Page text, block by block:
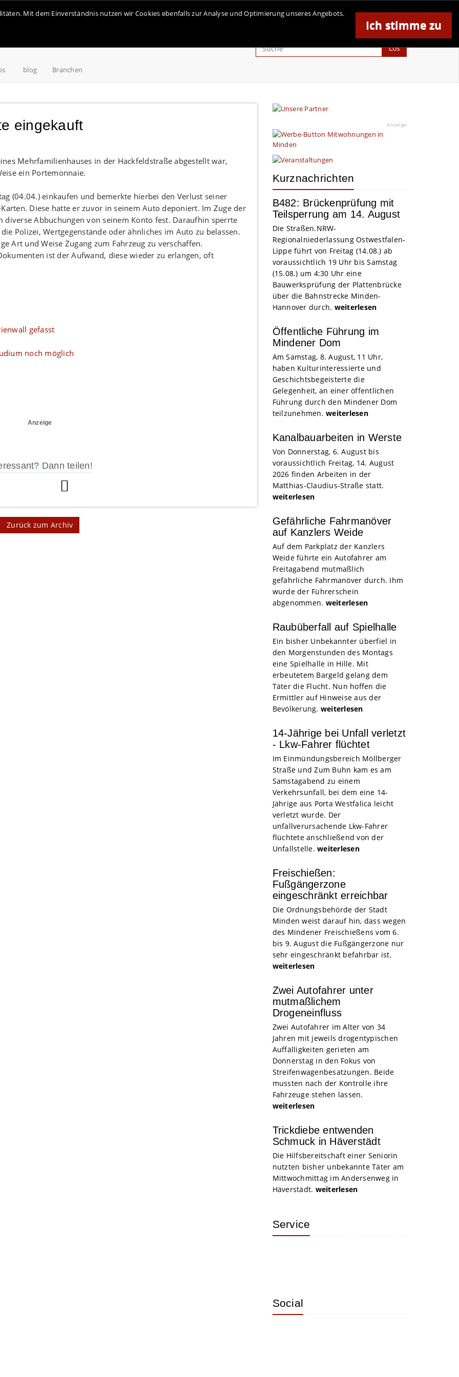
Ich stimme zu
Mit dem Einverständnis nutzen wir Cookies ebenfalls zur Analyse und Optimierung unseres Angebots.
Anzeige
Los
blog Branchen
eingekauft
Mehrfamilienhauses in der Hackfeldstraße abgestellt war,
ein Portemonnaie.
(04.04.) einkaufen und bemerkte hierbei den Verlust seiner
Diese hatte er zuvor in seinem Auto deponiert. Im Zuge der
Abbuchungen von seinem Konto fest. Daraufhin sperrte
Polizei, Wertgegenstände oder ähnliches im Auto zu belassen.
Art und Weise Zugang zum Fahrzeug zu verschaffen.
ist der Aufwand, diese wieder zu erlangen, oft
gefasst
noch möglich
Anzeige
Dann teilen!
Zurück zum Archiv
Anzeige
Kurznachrichten
B482: Brückenprüfung mit
Teilsperrung am 14. August
Die Straßen.NRW-
Regionalniederlassung Ostwestfalen-
Lippe führt von Freitag (14.08.) ab
voraussichtlich 19 Uhr bis Samstag
(15.08.) um 4:30 Uhr eine
Bauwerksprüfung der Plattenbrücke
über die Bahnstrecke Minden-
Hannover durch. weiterlesen
Öffentliche Führung im
Mindener Dom
Am Samstag, 8. August, 11 Uhr,
haben Kulturinteressierte und
Geschichtsbegeisterte die
Gelegenheit, an einer öffentlichen
Führung durch den Mindener Dom
teilzunehmen. weiterlesen
Kanalbauarbeiten in Werste
Von Donnerstag, 6. August bis
voraussichtlich Freitag, 14. August
2026 finden Arbeiten in der
Matthias-Claudius-Straße statt.
weiterlesen
Gefährliche Fahrmanöver
auf Kanzlers Weide
Auf dem Parkplatz der Kanzlers
Weide führte ein Autofahrer am
Freitagabend mutmaßlich
gefährliche Fahrmanöver durch. Ihm
wurde der Führerschein
abgenommen. weiterlesen
Raubüberfall auf Spielhalle
Ein bisher Unbekannter überfiel in
den Morgenstunden des Montags
eine Spielhalle in Hille. Mit
erbeutetem Bargeld gelang dem
Täter die Flucht. Nun hoffen die
Ermittler auf Hinweise aus der
Bevölkerung. weiterlesen
14-Jährige bei Unfall verletzt
- Lkw-Fahrer flüchtet
Im Einmündungsbereich Möllberger
Straße und Zum Buhn kam es am
Samstagabend zu einem
Verkehrsunfall, bei dem eine 14-
Jährige aus Porta Westfalica leicht
verletzt wurde. Der
unfallverursachende Lkw-Fahrer
flüchtete anschließend von der
Unfallstelle. weiterlesen
Freischießen:
Fußgängerzone
eingeschränkt erreichbar
Die Ordnungsbehörde der Stadt
Minden weist darauf hin, dass wegen
des Mindener Freischießens vom 6.
bis 9. August die Fußgängerzone nur
sehr eingeschränkt befahrbar ist.
weiterlesen
Zwei Autofahrer unter
mutmaßlichem
Drogeneinfluss
Zwei Autofahrer im Alter von 34
Jahren mit jeweils drogentypischen
Auffälligkeiten gerieten am
Donnerstag in den Fokus von
Streifenwagenbesatzungen. Beide
mussten nach der Kontrolle ihre
Fahrzeuge stehen lassen.
weiterlesen
Trickdiebe entwenden
Schmuck in Häverstädt
Die Hilfsbereitschaft einer Seniorin
nutzten bisher unbekannte Täter am
Mittwochmittag im Andersenweg in
Häverstädt. weiterlesen
Service
Social